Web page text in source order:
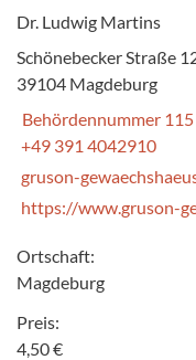
Dr. Ludwig Martins
Schönebecker Straße
39104 Magdeburg
Behördennummer 115
+49 391 4042910
gruson-
https://www.gruson-
Ortschaft:
Magdeburg
Preis:
4,50 €